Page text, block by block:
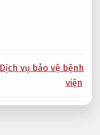
Dịch vụ bảo vệ bệnh
viện